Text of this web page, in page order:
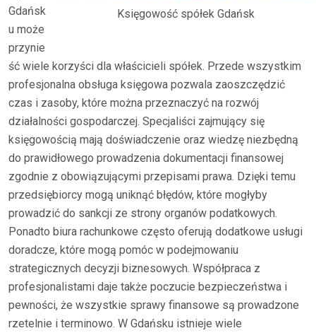
Księgowość spółek Gdańsk
Gdańsk
u może
przynie
ść wiele korzyści dla właścicieli spółek. Przede wszystkim
profesjonalna obsługa księgowa pozwala zaoszczędzić
czas i zasoby, które można przeznaczyć na rozwój
działalności gospodarczej. Specjaliści zajmujący się
księgowością mają doświadczenie oraz wiedzę niezbędną
do prawidłowego prowadzenia dokumentacji finansowej
zgodnie z obowiązującymi przepisami prawa. Dzięki temu
przedsiębiorcy mogą uniknąć błędów, które mogłyby
prowadzić do sankcji ze strony organów podatkowych.
Ponadto biura rachunkowe często oferują dodatkowe usługi
doradcze, które mogą pomóc w podejmowaniu
strategicznych decyzji biznesowych. Współpraca z
profesjonalistami daje także poczucie bezpieczeństwa i
pewności, że wszystkie sprawy finansowe są prowadzone
rzetelnie i terminowo. W Gdańsku istnieje wiele